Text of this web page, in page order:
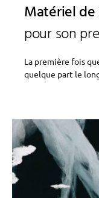
Matériel de
pour son
La première fois
quelque part le